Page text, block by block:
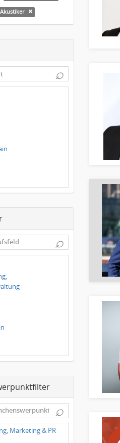
⌕
⌕
Geburtshilfe
⌕
Marketing & PR